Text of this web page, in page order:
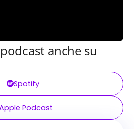
anche su
Spotify
Apple Podcast